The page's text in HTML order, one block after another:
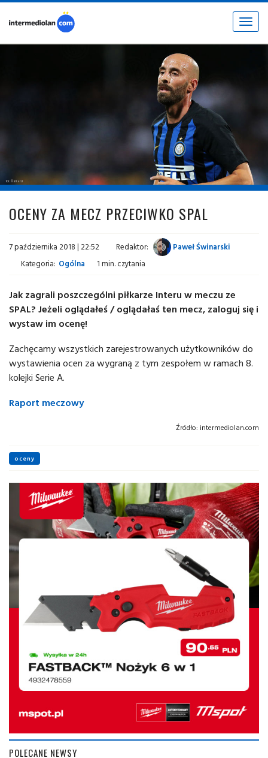
Toggle
fot. © inter.it
OCENY ZA MECZ PRZECIWKO SPAL
7 października 2018 | 22:52 Redaktor:
Paweł Świnarski
Kategoria: Ogólna 1 min. czytania
Jak zagrali poszczególni piłkarze Interu w meczu ze
SPAL? Jeżeli oglądałeś / oglądałaś ten mecz, zaloguj się i
wystaw im ocenę!
Zachęcamy wszystkich zarejestrowanych użytkowników do
wystawienia ocen za wygraną z tym zespołem w ramach 8.
kolejki Serie A.
Raport meczowy
Źródło: intermediolan.com
oceny
POLECANE NEWSY